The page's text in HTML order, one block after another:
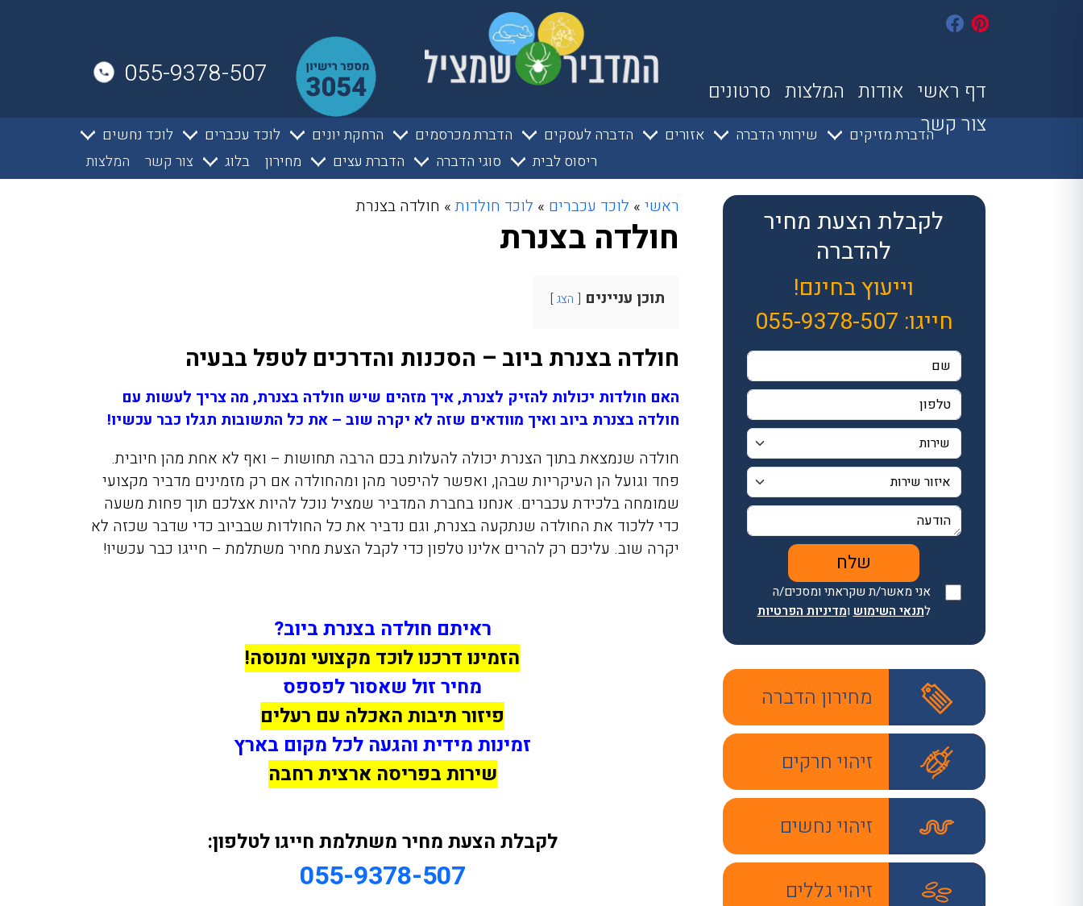
דף ראשי אודות המלצות סרטונים
צור קשר
055-9378-507
הדברת מזיקים שירותי הדברה אזורים הדברה לעסקים הדברת מכרסמים הרחקת יונים לוכד עכברים
לוכד נחשים
ריסוס לבית
סוגי הדברה הדברת עצים מחירון בלוג צור קשר המלצות
לקבלת הצעת מחיר
להדברה
וייעוץ בחינם!
חייגו: 055-9378-507
אני מאשר/ת שקראתי ומסכים/ה
לתנאי השימוש ומדיניות הפרטיות
מחירון הדברה
זיהוי חרקים
זיהוי נחשים
זיהוי גללים
ראשי » לוכד עכברים » לוכד חולדות» חולדה בצנרת
חולדה בצנרת
תוכן עניינים הצג
חולדה בצנרת ביוב – הסכנות והדרכים לטפל בבעיה
האם חולדות יכולות להזיק לצנרת, איך מזהים שיש חולדה בצנרת, מה צריך לעשות עם
חולדה בצנרת ביוב ואיך מוודאים שזה לא יקרה שוב – את כל התשובות תגלו כבר עכשיו!
חולדה שנמצאת בתוך הצנרת יכולה להעלות בכם הרבה תחושות – ואף לא אחת מהן חיובית.
פחד וגועל הן העיקריות שבהן, ואפשר להיפטר מהן ומהחולדה אם רק מזמינים מדביר מקצועי
שמומחה בלכידת עכברים. אנחנו בחברת המדביר שמציל נוכל להיות אצלכם תוך פחות משעה
כדי ללכוד את החולדה שנתקעה בצנרת, וגם נדביר את כל החולדות שבביוב כדי שדבר שכזה לא
יקרה שוב. עליכם רק להרים אלינו טלפון כדי לקבל הצעת מחיר משתלמת – חייגו כבר עכשיו!
ראיתם חולדה בצנרת ביוב?
הזמינו דרכנו לוכד מקצועי ומנוסה!
מחיר זול שאסור לפספס
פיזור תיבות האכלה עם רעלים
זמינות מידית והגעה לכל מקום בארץ
שירות בפריסה ארצית רחבה
לקבלת הצעת מחיר משתלמת חייגו לטלפון:
055-9378-507